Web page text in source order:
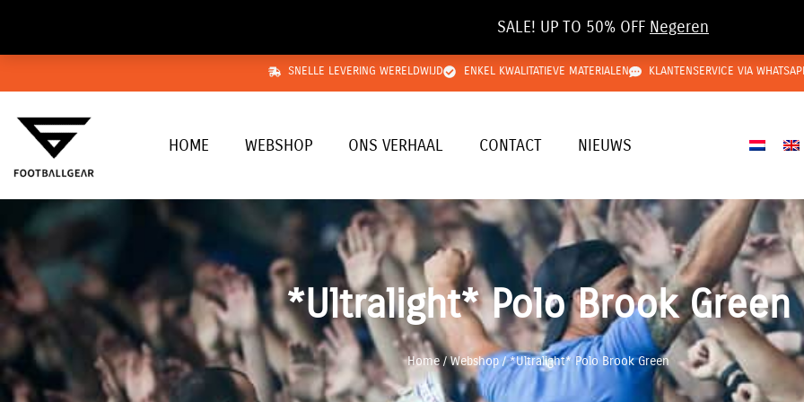
SALE! UP TO 50% OFF Negeren
de
SNELLE LEVERING WERELDWIJD ENKEL KWALITATIEVE MATERIALEN KLANTENSERVICE VIA
HOME WEBSHOP ONS VERHAAL CONTACT NIEUWS
*Ultralight* Polo Brook Green
Home/Webshop/*Ultralight* Polo Brook Green